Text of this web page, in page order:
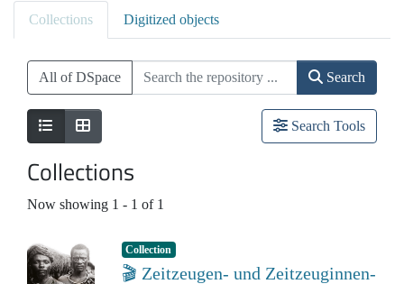
Collections Digitized objects
All of DSpace Search
Search Tools
Collections
Now showing 1 - 1 of 1
Collection
🎬 Zeitzeugen- und Zeitzeuginnen-